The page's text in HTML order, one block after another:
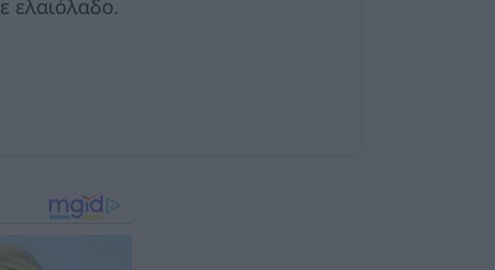
ελαιόλαδο.